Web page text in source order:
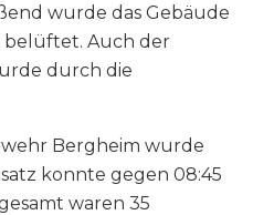
wurde das Gebäude
Auch der
durch die
Bergheim wurde
konnte gegen 08:45
waren 35